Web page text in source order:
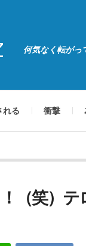
何気なく転がっ
れる 衝撃
（笑）